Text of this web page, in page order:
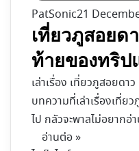
PatSonic21
เที่ยวภูสอยด
ท้ายของทริป
เล่าเรื่อง เที่ยวภูสอยด
บทความที่เล่าเรื่องเที่ย
ไป กลัวจะพาลไม่อยากอ่
อ่านต่อ »